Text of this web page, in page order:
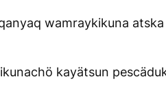
wamraykikuna atska
kayätsun